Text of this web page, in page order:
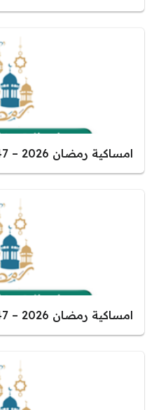
امساكية رمضان 2026 – 1447 الهفوف
امساكية رمضان 2026 – 1447 القطيف